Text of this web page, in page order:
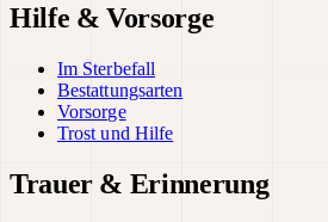
Hilfe & Vorsorge
Im Sterbefall
Bestattungsarten
Vorsorge
Trost und Hilfe
Trauer & Erinnerung